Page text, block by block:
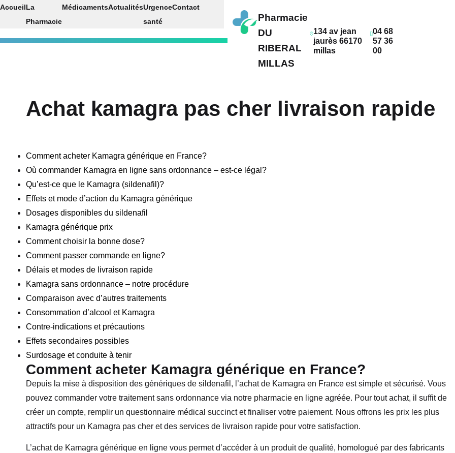
Pharmacie
DU
RIBERAL
MILLAS
134 av jean
jaurès 66170
millas
04 68
57 36
00
AccueilLa
Pharmacie
MédicamentsActualitésUrgence
santé
Contact
Achat kamagra pas cher livraison rapide
Comment acheter Kamagra générique en France?
Où commander Kamagra en ligne sans ordonnance – est-ce légal?
Qu’est-ce que le Kamagra (sildenafil)?
Effets et mode d’action du Kamagra générique
Dosages disponibles du sildenafil
Kamagra générique prix
Comment choisir la bonne dose?
Comment passer commande en ligne?
Délais et modes de livraison rapide
Kamagra sans ordonnance – notre procédure
Comparaison avec d’autres traitements
Consommation d’alcool et Kamagra
Contre-indications et précautions
Effets secondaires possibles
Surdosage et conduite à tenir
Comment acheter Kamagra générique en France?
Depuis la mise à disposition des génériques de sildenafil, l’achat de Kamagra en France est simple et sécurisé. Vous
pouvez commander votre traitement sans ordonnance via notre pharmacie en ligne agréée. Pour tout achat, il suffit de
créer un compte, remplir un questionnaire médical succinct et finaliser votre paiement. Nous offrons les prix les plus
attractifs pour un Kamagra pas cher et des services de livraison rapide pour votre satisfaction.
L’achat de Kamagra générique en ligne vous permet d’accéder à un produit de qualité, homologué par des fabricants